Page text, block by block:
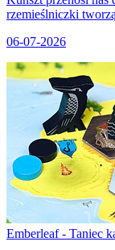
rzemieślniczki
06-07-2026
Emberleaf - Taniec